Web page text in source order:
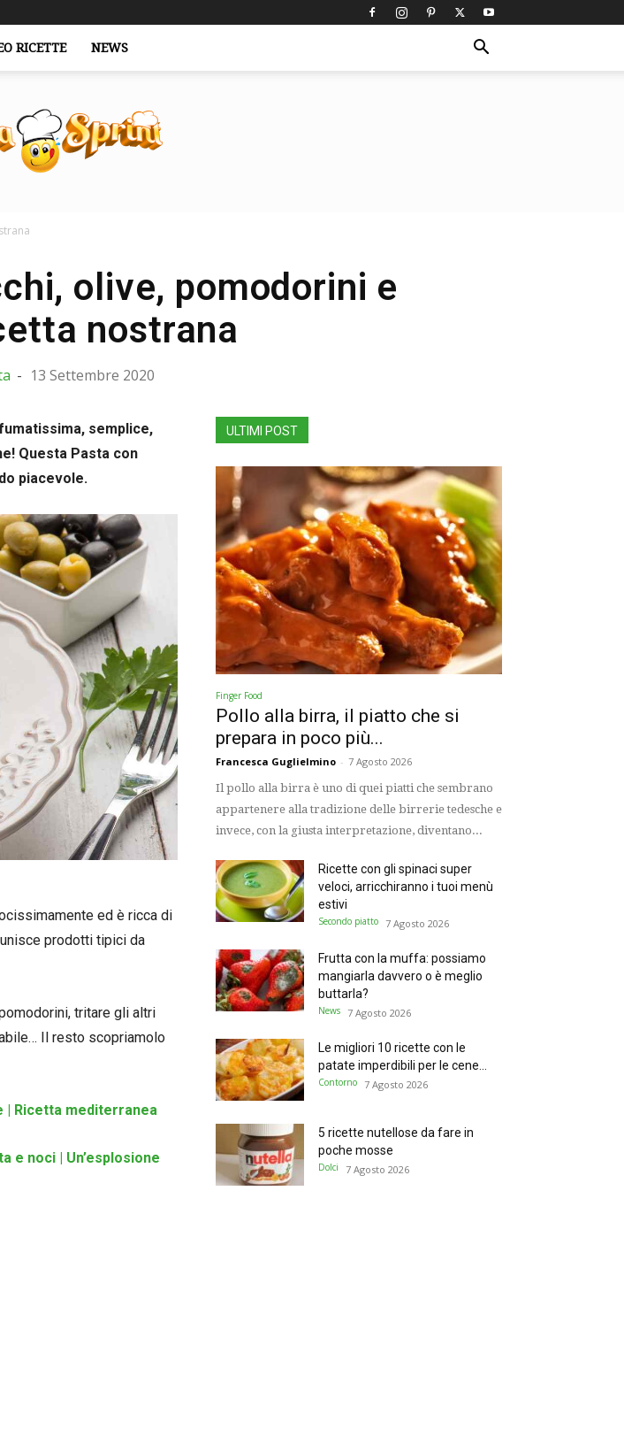
RICETTE NEWS
olive, pomodorini e
nostrana
- 13 Settembre 2020
semplice,
Questa Pasta con
piacevole.
ed è ricca di
prodotti tipici da
tritare gli altri
Il resto scopriamolo
| Ricetta mediterranea
e noci | Un’esplosione
ULTIMI POST
Finger Food
Pollo alla birra, il piatto che si
prepara in poco più...
Francesca Guglielmino - 7 Agosto 2026
Il pollo alla birra è uno di quei piatti che sembrano
appartenere alla tradizione delle birrerie tedesche e
invece, con la giusta interpretazione, diventano...
Ricette con gli spinaci super
veloci, arricchiranno i tuoi menù
estivi
Secondo piatto 7 Agosto 2026
Frutta con la muffa: possiamo
mangiarla davvero o è meglio
buttarla?
News 7 Agosto 2026
Le migliori 10 ricette con le
patate imperdibili per le cene...
Contorno 7 Agosto 2026
5 ricette nutellose da fare in
poche mosse
Dolci 7 Agosto 2026